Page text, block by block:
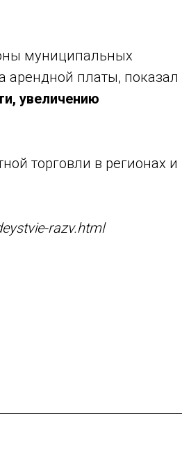
муниципальных
арендной платы, показал
увеличению
торговли в регионах и
razv.html